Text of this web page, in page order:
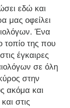
εδώ και
μας οφείλει
Ένα
τοπίο της που
έγκαιρες
σε όλη
στην
ακόμα και
στις